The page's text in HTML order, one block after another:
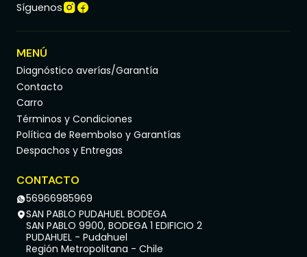
Síguenos
MENÚ
Diagnóstico averías/Garantía
Contacto
Carro
Términos y Condiciones
Política de Reembolso y Garantías
Despachos y Entregas
CONTACTO
56966985969
SAN PABLO PUDAHUEL BODEGA
SAN PABLO 9900, BODEGA 1 EDIFICIO 2
PUDAHUEL - Pudahuel
Región Metropolitana - Chile